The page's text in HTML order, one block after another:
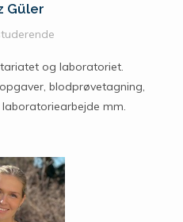
Güler
og laboratoriet.
blodprøvetagning,
laboratoriearbejde mm.